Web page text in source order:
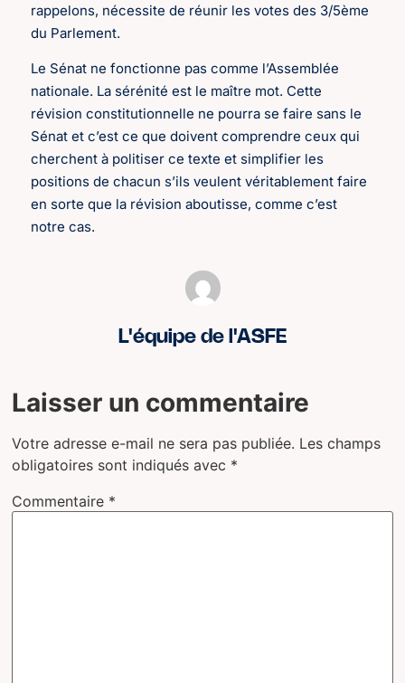
rappelons, nécessite de réunir les votes des 3/5ème
du Parlement.
Le Sénat ne fonctionne pas comme l’Assemblée
nationale. La sérénité est le maître mot. Cette
révision constitutionnelle ne pourra se faire sans le
Sénat et c’est ce que doivent comprendre ceux qui
cherchent à politiser ce texte et simplifier les
positions de chacun s’ils veulent véritablement faire
en sorte que la révision aboutisse, comme c’est
notre cas.
L'équipe de l'ASFE
Laisser un commentaire
Votre adresse e-mail ne sera pas publiée. Les champs
obligatoires sont indiqués avec *
Commentaire *